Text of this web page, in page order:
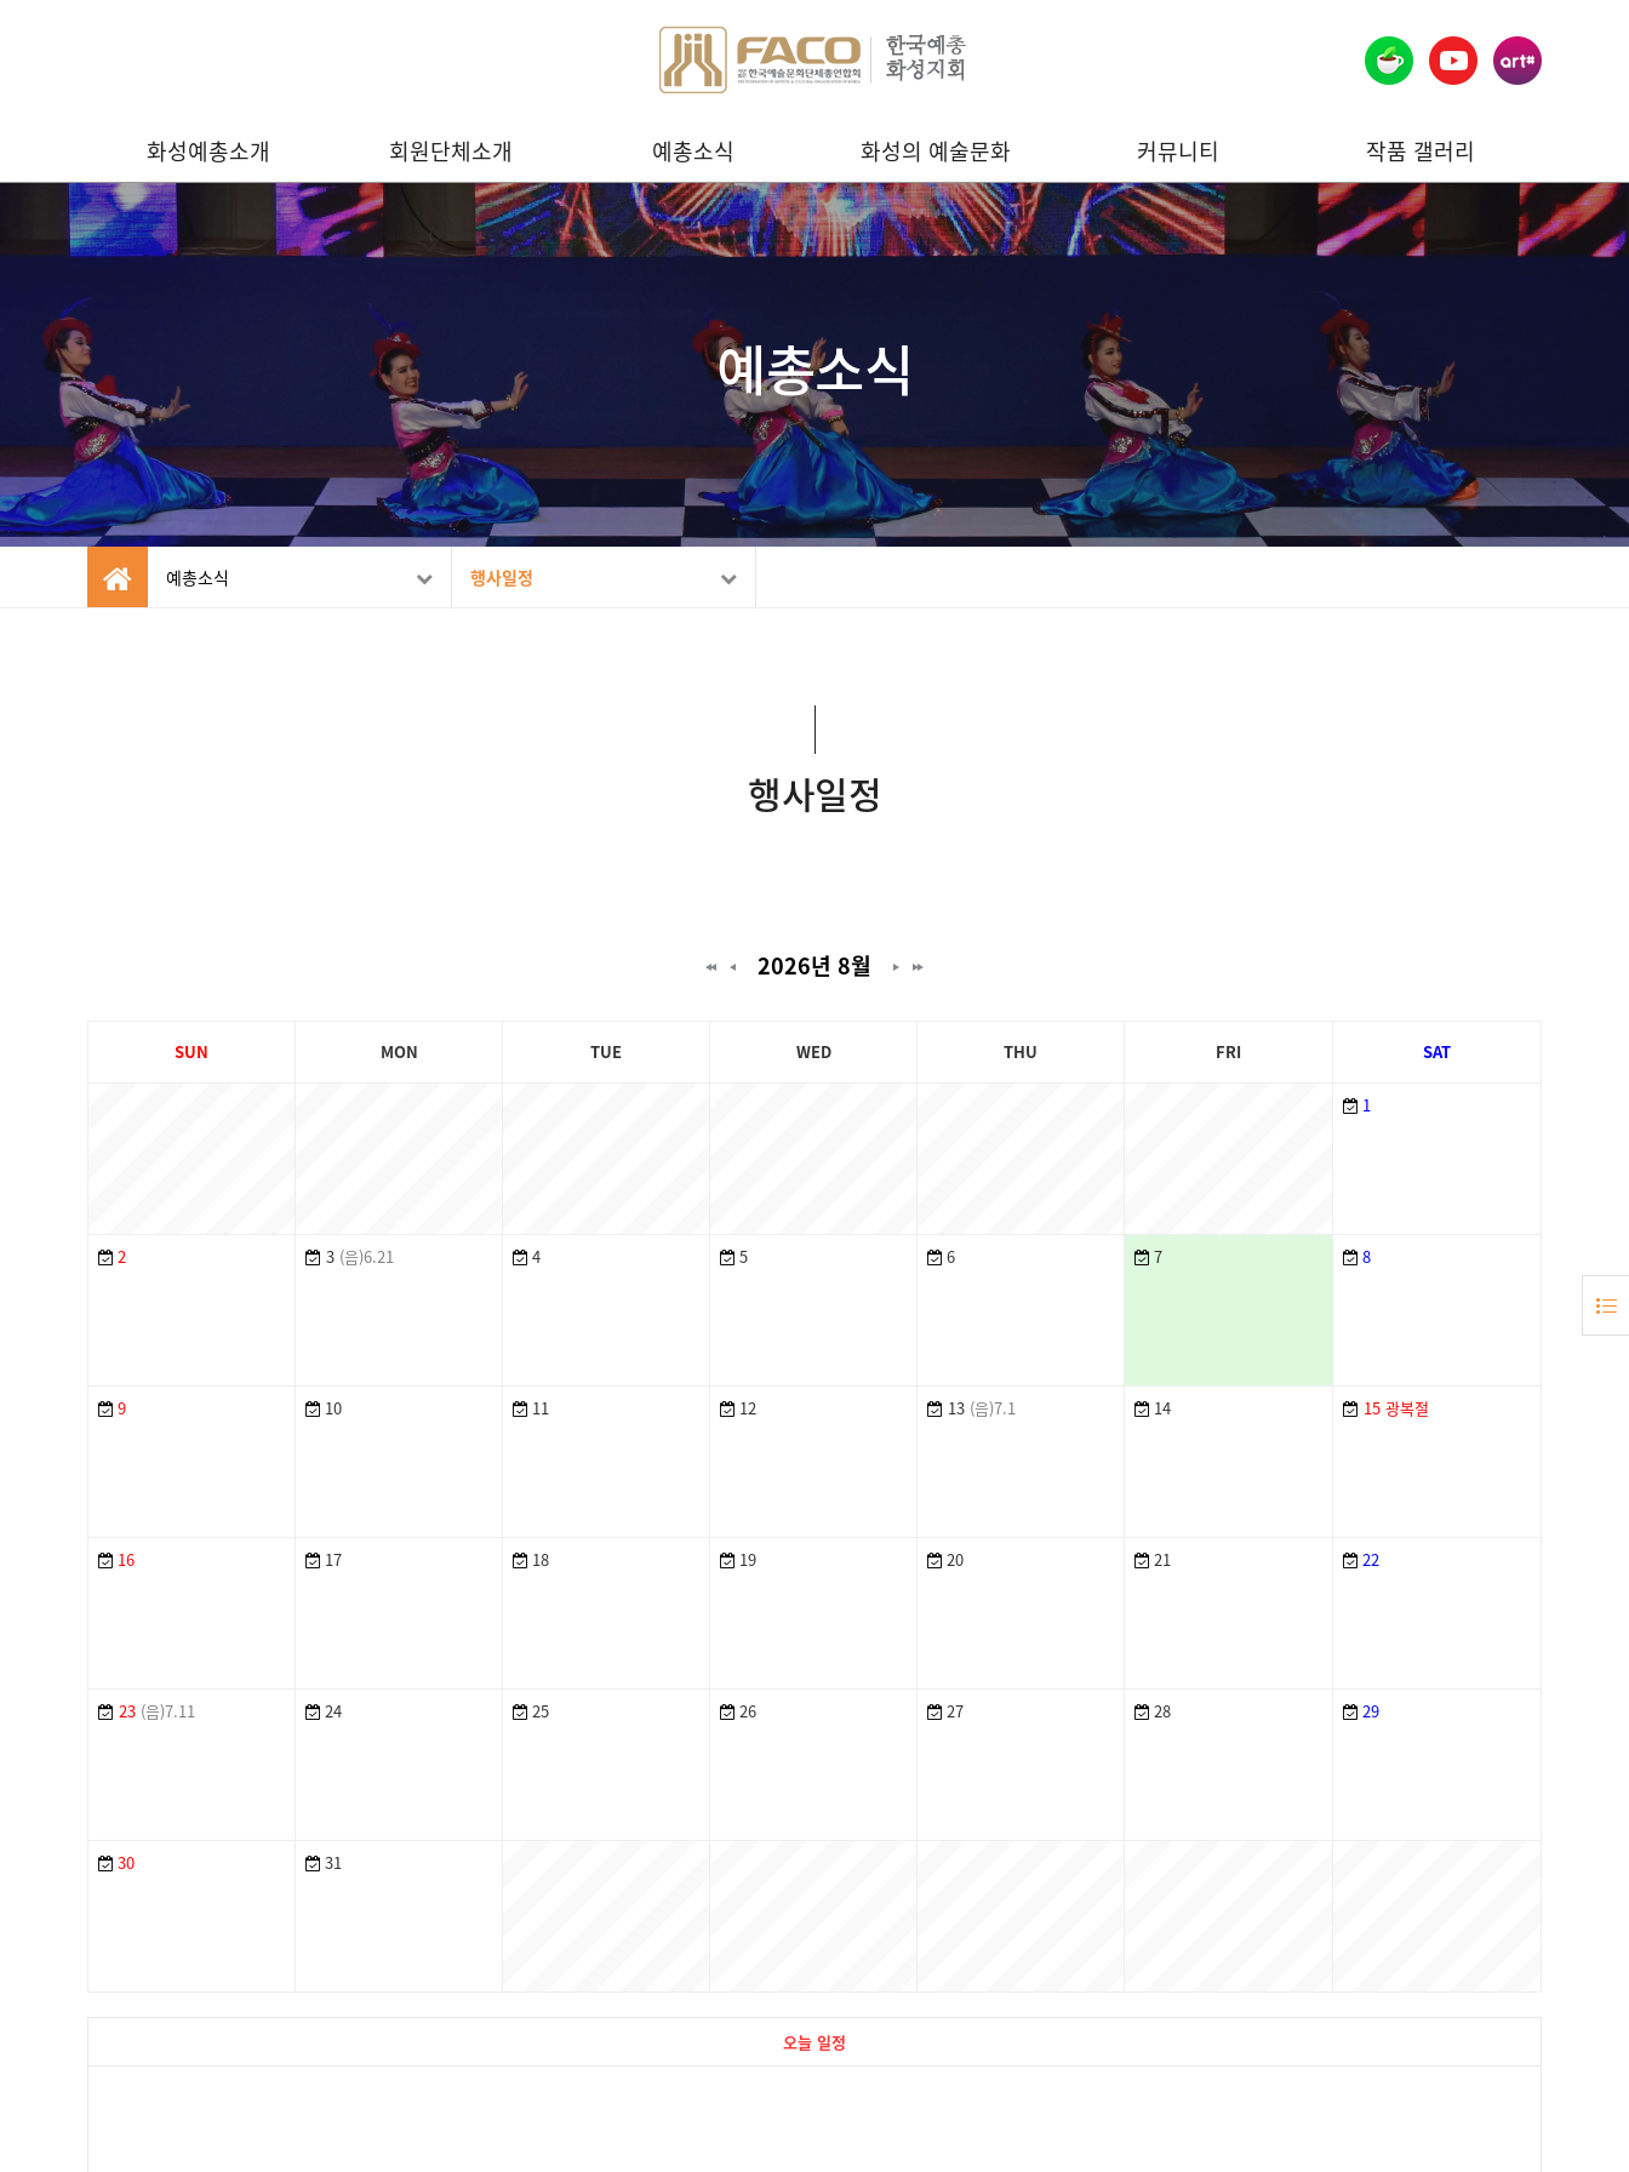
화성예총소개 회원단체소개 예총소식 화성의 예술문화 커뮤니티 작품 갤러리
예총소식
예총소식 행사일정
행사일정
2026년 8월
SUN MON TUE WED THU FRI SAT
1
2 3 (음)6.21 4 5 6 7 8
9 10 11 12 13 (음)7.1 14 15 광복절
16 17 18 19 20 21 22
23 (음)7.11 24 25 26 27 28 29
30 31
오늘 일정